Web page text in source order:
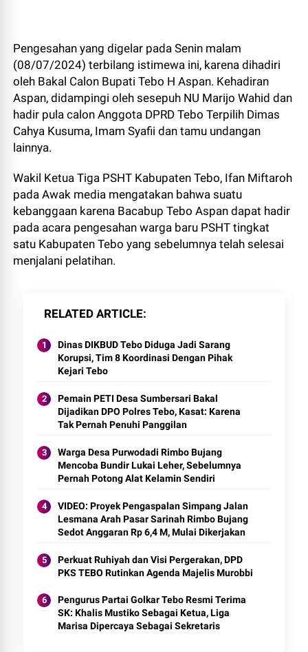
Pengesahan yang digelar pada Senin malam
(08/07/2024) terbilang istimewa ini, karena dihadiri
oleh Bakal Calon Bupati Tebo H Aspan. Kehadiran
Aspan, didampingi oleh sesepuh NU Marijo Wahid dan
hadir pula calon Anggota DPRD Tebo Terpilih Dimas
Cahya Kusuma, Imam Syafii dan tamu undangan
lainnya.
Wakil Ketua Tiga PSHT Kabupaten Tebo, Ifan Miftaroh
pada Awak media mengatakan bahwa suatu
kebanggaan karena Bacabup Tebo Aspan dapat hadir
pada acara pengesahan warga baru PSHT tingkat
satu Kabupaten Tebo yang sebelumnya telah selesai
menjalani pelatihan.
RELATED ARTICLE
Dinas DIKBUD Tebo Diduga Jadi Sarang
Korupsi, Tim 8 Koordinasi Dengan Pihak
Kejari Tebo
Pemain PETI Desa Sumbersari Bakal
Dijadikan DPO Polres Tebo, Kasat: Karena
Tak Pernah Penuhi Panggilan
Warga Desa Purwodadi Rimbo Bujang
Mencoba Bundir Lukai Leher, Sebelumnya
Pernah Potong Alat Kelamin Sendiri
VIDEO: Proyek Pengaspalan Simpang Jalan
Lesmana Arah Pasar Sarinah Rimbo Bujang
Sedot Anggaran Rp 6,4 M, Mulai Dikerjakan
Perkuat Ruhiyah dan Visi Pergerakan, DPD
PKS TEBO Rutinkan Agenda Majelis Murobbi
Pengurus Partai Golkar Tebo Resmi Terima
SK: Khalis Mustiko Sebagai Ketua, Liga
Marisa Dipercaya Sebagai Sekretaris